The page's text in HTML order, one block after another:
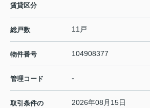
賃貸区分
総戸数 11戸
物件番号 104908377
管理コード -
取引条件の
2026年08月15日